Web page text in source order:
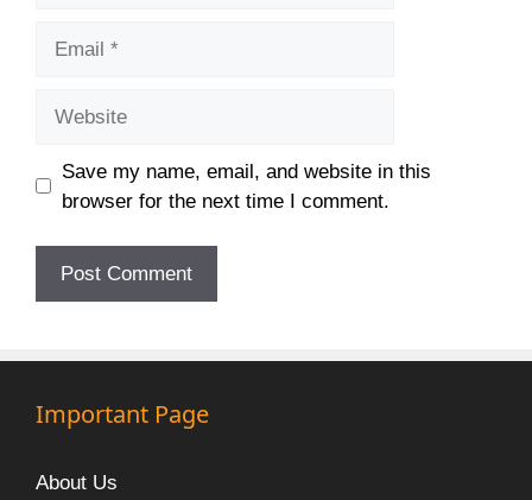
Save my name, email, and website in this
browser for the next time I comment.
Important Page
About Us